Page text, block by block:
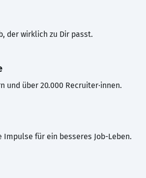
der wirklich zu Dir passt.
und über 20.000 Recruiter·innen.
für ein besseres Job-Leben.